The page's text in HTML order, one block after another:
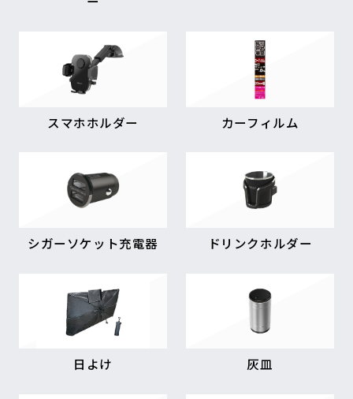
スマホホルダー カーフィルム
シガーソケット充電器 ドリンクホルダー
日よけ 灰皿